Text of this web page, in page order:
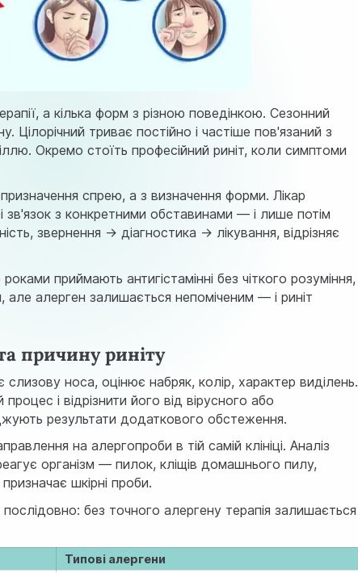
а кілька форм з різною поведінкою. Сезонний
Цілорічний триває постійно і частіше пов'язаний з
Окремо стоїть професійний риніт, коли симптоми
спрею, а з визначення форми. Лікар
зв'язок з конкретними обставинами — і лише потім
звернення → діагностика → лікування, відрізняє
приймають антигістамінні без чіткого розуміння,
алерген залишається непоміченим — і риніт
причину риніту
носа, оцінює набряк, колір, характер виділень.
і відрізнити його від вірусного або
результати додаткового обстеження.
на алергопроби в тій самій клініці. Аналіз
організм — пилок, кліщів домашнього пилу,
шкірні проби.
без точного алергену терапія залишається
Типові алергени